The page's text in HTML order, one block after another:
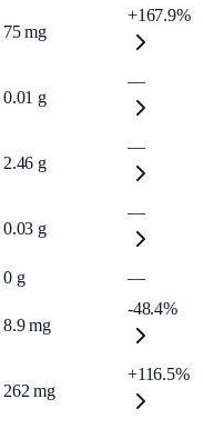
75 mg
+167.9%
0.01 g
—
2.46 g
—
0.03 g
—
0 g —
8.9 mg
-48.4%
262 mg
+116.5%